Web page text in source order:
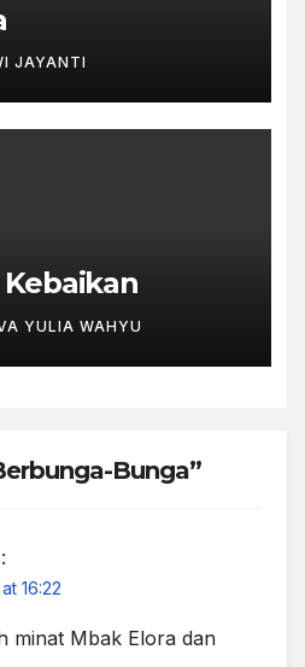
JAYANTI
YULIA WAHYU
Bunga”
16:22
minat Mbak Elora dan